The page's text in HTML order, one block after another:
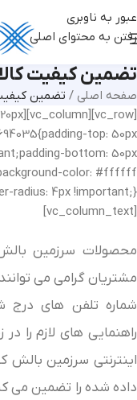
عبور به ناوبری
رفتن به محتوای اصلی
تضمین کیفیت کالا
صفحه اصلی / تضمین
top: 50px
bottom: 50px
color: #ffffff
[vc_column_text]
محصولات سرزمین
مشتریان گرامی می
شماره تلفن های
راهنمایی های لازم را
اینترنتی سرزمین
داده شده را تضمین می